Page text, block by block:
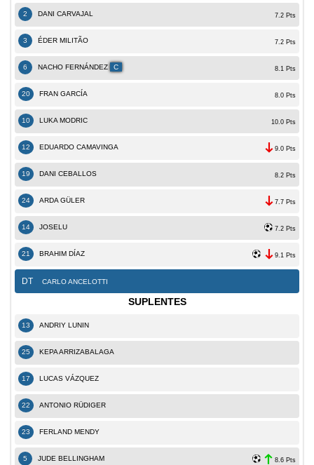
2 DANI CARVAJAL 7.2 Pts
3 ÉDER MILITÃO 7.2 Pts
6 NACHO FERNÁNDEZ C 8.1 Pts
20 FRAN GARCÍA 8.0 Pts
10 LUKA MODRIC 10.0 Pts
12 EDUARDO CAMAVINGA 9.0 Pts
19 DANI CEBALLOS 8.2 Pts
24 ARDA GÜLER 7.7 Pts
14 JOSELU 7.2 Pts
21 BRAHIM DÍAZ 9.1 Pts
DT CARLO ANCELOTTI
SUPLENTES
13 ANDRIY LUNIN
25 KEPA ARRIZABALAGA
17 LUCAS VÁZQUEZ
22 ANTONIO RÜDIGER
23 FERLAND MENDY
5 JUDE BELLINGHAM 8.6 Pts